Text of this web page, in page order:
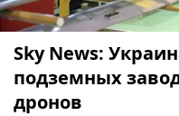
Sky News:
подземных
дронов